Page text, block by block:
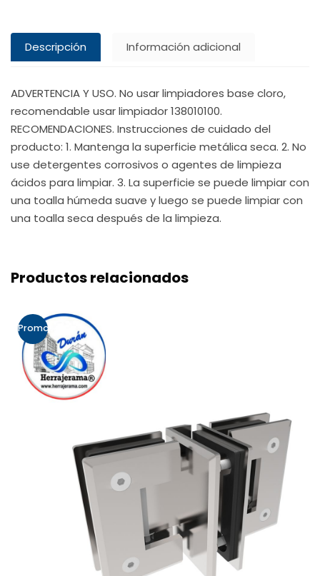
Descripción Información adicional
ADVERTENCIA Y USO. No usar limpiadores base cloro,
recomendable usar limpiador 138010100.
RECOMENDACIONES. Instrucciones de cuidado del
producto: 1. Mantenga la superficie metálica seca. 2. No
use detergentes corrosivos o agentes de limpieza
ácidos para limpiar. 3. La superficie se puede limpiar con
una toalla húmeda suave y luego se puede limpiar con
una toalla seca después de la limpieza.
Productos relacionados
Promo!